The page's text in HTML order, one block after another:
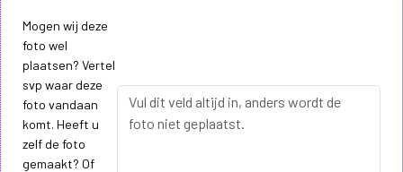
Mogen wij deze
foto wel
plaatsen? Vertel
svp waar deze
foto vandaan
komt. Heeft u
zelf de foto
gemaakt? Of